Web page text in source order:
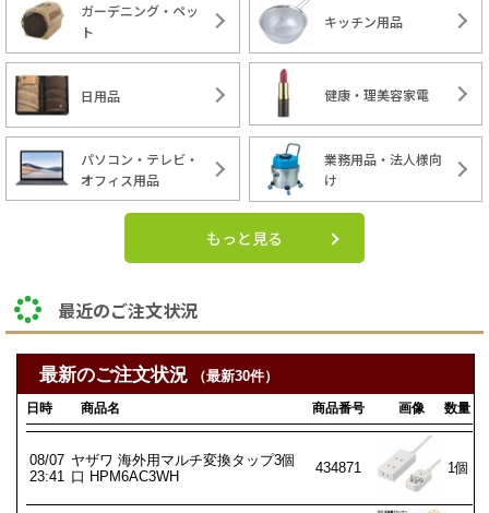
ガーデニング・ペッ
ト
キッチン用品
日用品 健康・理美容家電
パソコン・テレビ・
オフィス用品
業務用品・法人様向
け
もっと見る
最近のご注文状況